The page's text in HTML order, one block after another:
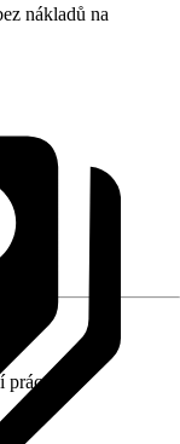
nákladů na
práce